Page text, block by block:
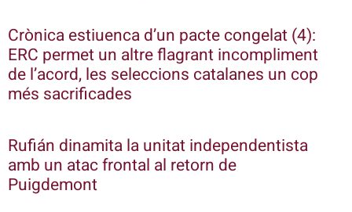
Crònica estiuenca d’un pacte congelat (4):
ERC permet un altre flagrant incompliment
de l’acord, les seleccions catalanes un cop
més sacrificades
Rufián dinamita la unitat independentista
amb un atac frontal al retorn de
Puigdemont